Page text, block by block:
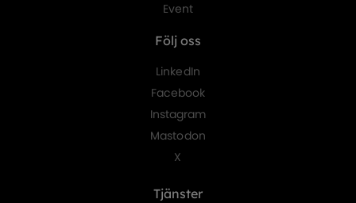
Event
Följ oss
LinkedIn
Facebook
Instagram
Mastodon
X
Tjänster